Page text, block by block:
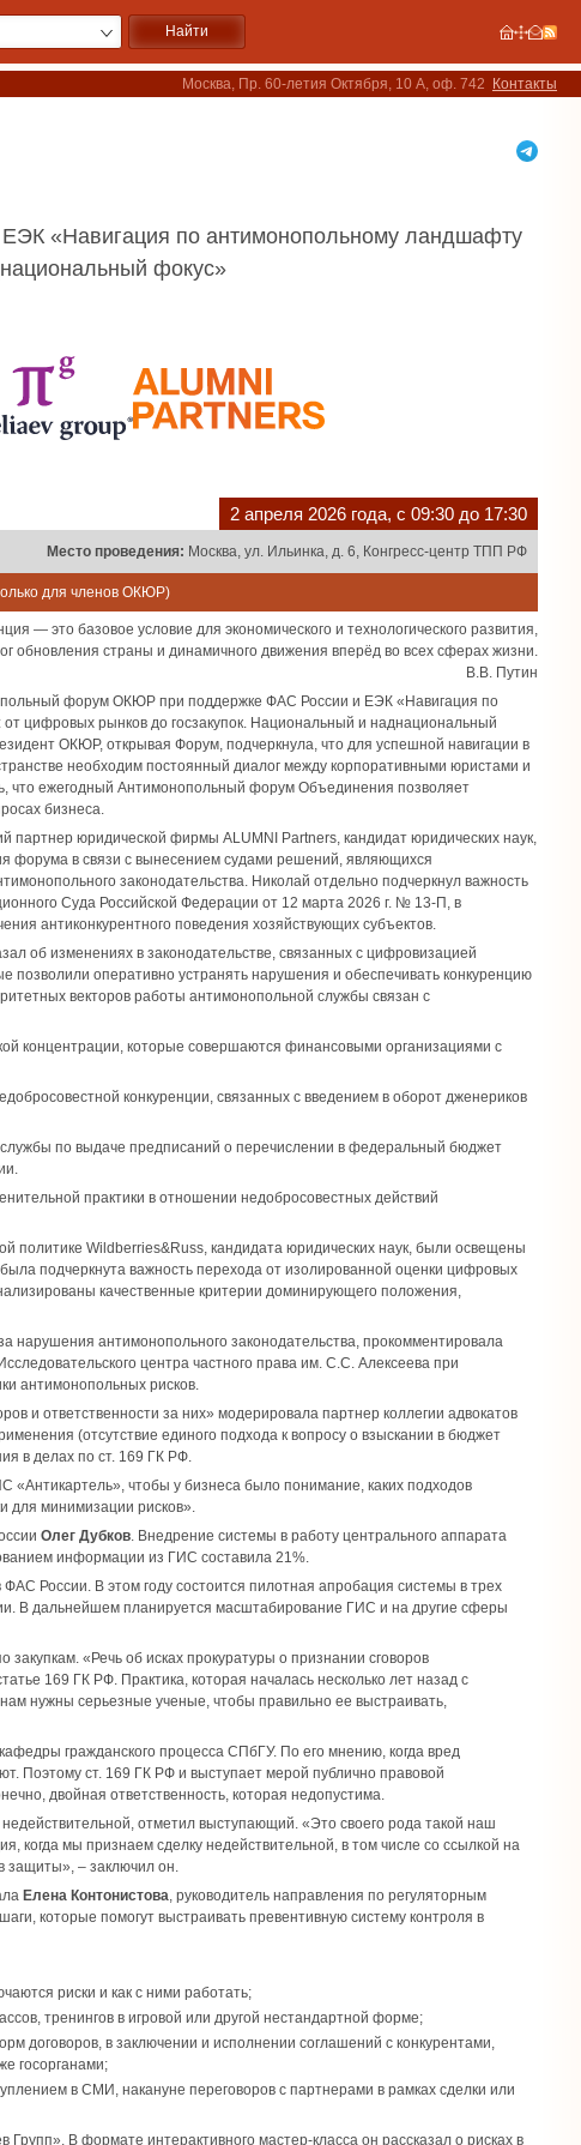
Москва, Пр. 60-летия Октября, 10 А, оф. 742 Контакты
«Навигация по антимонопольному ландшафту
фокус»
2 апреля 2026 года, с 09:30 до 17:30
Место проведения: Москва, ул. Ильинка, д. 6, Конгресс-центр ТПП РФ
для членов ОКЮР)
— это базовое условие для экономического и технологического развития,
обновления страны и динамичного движения вперёд во всех сферах жизни.
В.В. Путин
форум ОКЮР при поддержке ФАС России и ЕЭК «Навигация по
цифровых рынков до госзакупок. Национальный и наднациональный
ОКЮР, открывая Форум, подчеркнула, что для успешной навигации в
необходим постоянный диалог между корпоративными юристами и
что ежегодный Антимонопольный форум Объединения позволяет
бизнеса.
партнер юридической фирмы ALUMNI Partners, кандидат юридических наук,
форума в связи с вынесением судами решений, являющихся
законодательства. Николай отдельно подчеркнул важность
Суда Российской Федерации от 12 марта 2026 г. № 13-П, в
антиконкурентного поведения хозяйствующих субъектов.
об изменениях в законодательстве, связанных с цифровизацией
позволили оперативно устранять нарушения и обеспечивать конкуренцию
векторов работы антимонопольной службы связан с
концентрации, которые совершаются финансовыми организациями с
конкуренции, связанных с введением в оборот дженериков
по выдаче предписаний о перечислении в федеральный бюджет
практики в отношении недобросовестных действий
политике Wildberries&Russ, кандидата юридических наук, были освещены
подчеркнута важность перехода от изолированной оценки цифровых
качественные критерии доминирующего положения,
нарушения антимонопольного законодательства, прокомментировала
центра частного права им. С.С. Алексеева при
антимонопольных рисков.
и ответственности за них» модерировала партнер коллегии адвокатов
(отсутствие единого подхода к вопросу о взыскании в бюджет
в делах по ст. 169 ГК РФ.
чтобы у бизнеса было понимание, каких подходов
для минимизации рисков».
Олег Дубков. Внедрение системы в работу центрального аппарата
информации из ГИС составила 21%.
России. В этом году состоится пилотная апробация системы в трех
В дальнейшем планируется масштабирование ГИС и на другие сферы
«Речь об исках прокуратуры о признании сговоров
169 ГК РФ. Практика, которая началась несколько лет назад с
нужны серьезные ученые, чтобы правильно ее выстраивать,
гражданского процесса СПбГУ. По его мнению, когда вред
Поэтому ст. 169 ГК РФ и выступает мерой публично правовой
двойная ответственность, которая недопустима.
отметил выступающий. «Это своего рода такой наш
когда мы признаем сделку недействительной, в том числе со ссылкой на
защиты», – заключил он.
Елена Контонистова, руководитель направления по регуляторным
которые помогут выстраивать превентивную систему контроля в
риски и как с ними работать;
тренингов в игровой или другой нестандартной форме;
договоров, в заключении и исполнении соглашений с конкурентами,
госорганами;
в СМИ, накануне переговоров с партнерами в рамках сделки или
В формате интерактивного мастер-класса он рассказал о рисках в